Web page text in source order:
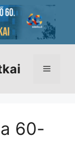
Menü
60-